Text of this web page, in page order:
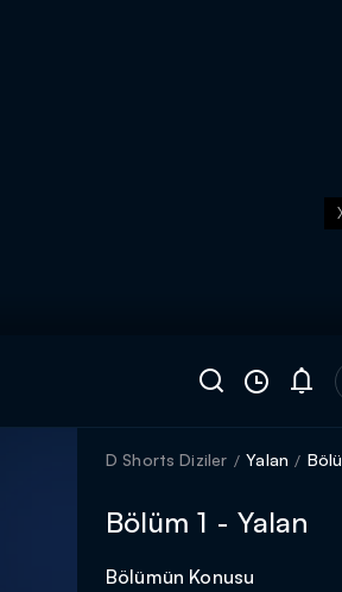
D Shorts Diziler Yalan
Bölüm 1 - Yalan
Bölümün Konusu